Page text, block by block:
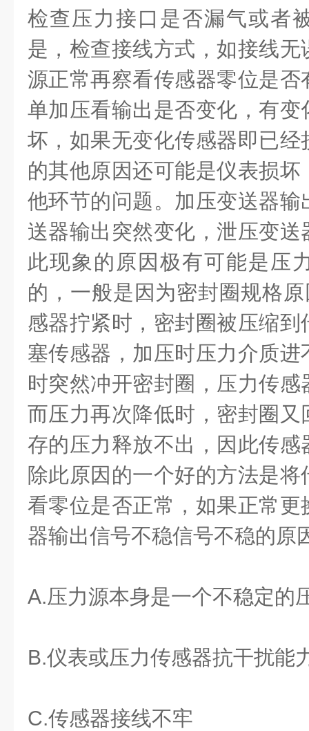
检查压力接口是否漏气或者
是，检查接线方式，如接线
源正常再察看传感器零位是
单加压看输出是否变化，有
坏，如果无变化传感器即已
的其他原因还可能是仪表损
他环节的问题。加压变送器
送器输出突然变化，泄压变
此现象的原因极有可能是压
的，一般是因为密封圈规格
感器拧紧时，密封圈被压缩
塞传感器，加压时压力介质
时突然冲开密封圈，压力传
而压力再次降低时，密封圈
存的压力释放不出，因此传
除此原因的一个好的方法是
看零位是否正常，如果正常
器输出信号不稳信号不稳的原
A.压力源本身是一个不稳定的
B.仪表或压力传感器抗干扰能
C.传感器接线不牢